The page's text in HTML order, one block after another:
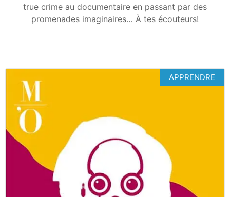
true crime au documentaire en passant par des
promenades imaginaires… À tes écouteurs!
APPRENDRE